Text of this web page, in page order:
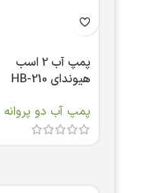
پمپ آب 2 اسب
هیوندای HB-210
پمپ آب دو پروانه